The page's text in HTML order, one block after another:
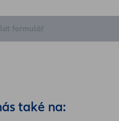
také na: